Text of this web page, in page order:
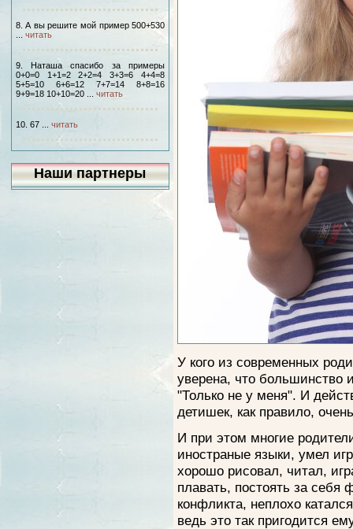
8. А вы решите мой пример 500+530
читать
9. Наташа спасибо за примеры
0+0=0 1+1=2 2+2=4 3+3=6 4+4=8
5+5=10 6+6=12 7+7=14 8+8=16
9+9=18 10+10=20 ... читать
10. 67 ... читать
Наши партнеры
У кого из современных
уверена, что большинство
"Только не у меня". И
детишек, как правило,
И при этом многие
иностраные языки, умел
хорошо рисовал, читал,
плавать, постоять за себя
конфликта, неплохо
ведь это так пригодится